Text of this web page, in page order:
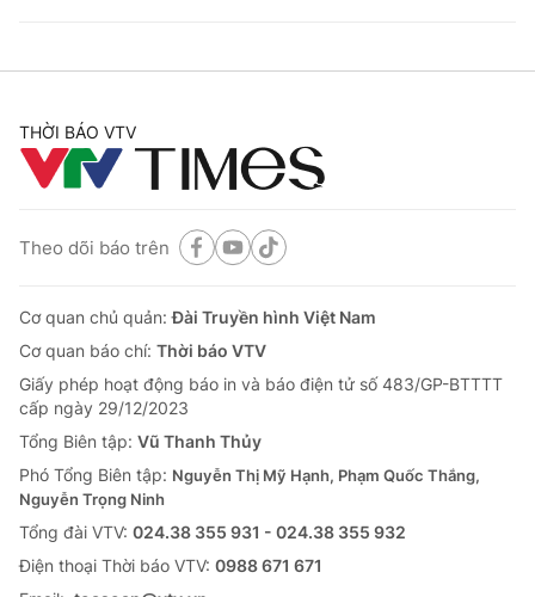
THỜI BÁO VTV
Theo dõi báo trên
Cơ quan chủ quản:Đài Truyền hình Việt Nam
Cơ quan báo chí: Thời báo VTV
Giấy phép hoạt động báo in và báo điện tử số 483/GP-BTTTT
cấp ngày 29/12/2023
Tổng Biên tập: Vũ Thanh Thủy
Phó Tổng Biên tập: Nguyễn Thị Mỹ Hạnh, Phạm Quốc Thắng,
Nguyễn Trọng Ninh
Tổng đài VTV: 024.38 355 931 - 024.38 355 932
Ðiện thoại Thời báo VTV: 0988 671 671